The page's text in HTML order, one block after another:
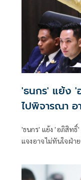
'ธนกร' แย้ง '
ไปพิจารณา อ
'ธนกร' แย้ง 'อภิสิท
แจงอาจไม่ทันใจฝ่า